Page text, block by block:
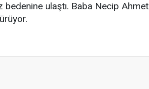
bedenine ulaştı. Baba Necip Ahmet